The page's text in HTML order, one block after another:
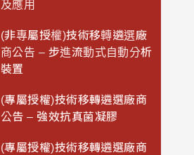
及應用
(非專屬授權)技術移轉遴選廠
商公告 – 步進流動式自動分析
裝置
(專屬授權)技術移轉遴選廠商
公告 – 強效抗真菌凝膠
(專屬授權)技術移轉遴選廠商